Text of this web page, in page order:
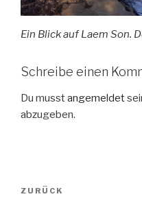
Ein Blick auf Laem Son.
Schreibe einen
Du musstangemeldet
abzugeben.
Beitragsnavigation
Vorheriger
ZURÜCK